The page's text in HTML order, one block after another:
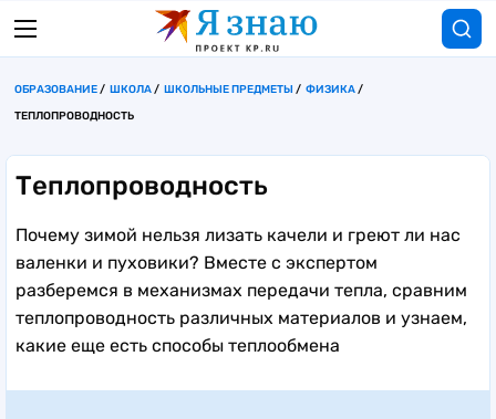
ОБРАЗОВАНИЕ ШКОЛА ШКОЛЬНЫЕ ПРЕДМЕТЫ
ФИЗИКА
ТЕПЛОПРОВОДНОСТЬ
Теплопроводность
Почему зимой нельзя лизать качели и греют ли нас
валенки и пуховики? Вместе с экспертом
разберемся в механизмах передачи тепла, сравним
теплопроводность различных материалов и узнаем,
какие еще есть способы теплообмена